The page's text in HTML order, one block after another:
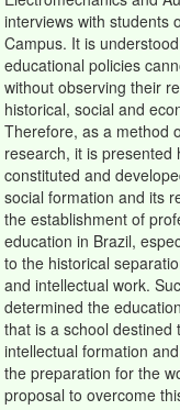
interviews with students
Campus. It is
educational policies
without observing their
historical, social and
Therefore, as a method
research, it is presented
constituted and
social formation and its
the establishment of
education in Brazil,
to the historical
and intellectual work.
determined the
that is a school destined
intellectual formation
the preparation for the
proposal to overcome